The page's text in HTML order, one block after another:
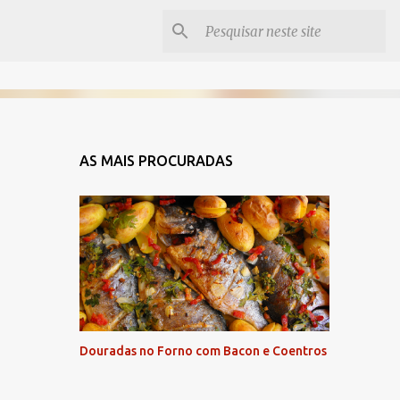
AS MAIS PROCURADAS
Douradas no Forno com Bacon e Coentros